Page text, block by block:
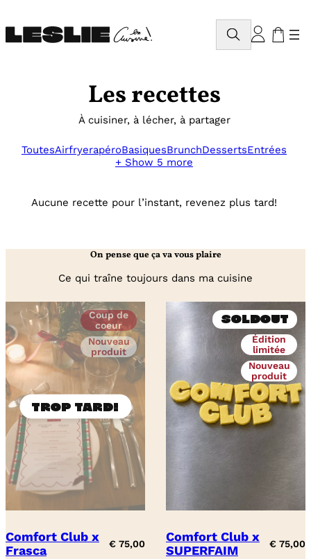
au
contenu
Rechercher
Les recettes
À cuisiner, à lécher, à partager
ToutesAirfryerapéroBasiquesBrunchDessertsEntrées
+ Show 5 more
Aucune recette pour l’instant, revenez plus tard!
On pense que ça va vous plaire
Ce qui traîne toujours dans ma cuisine
Coup de
coeur
Nouveau
produit
Comfort Club x
Frasca
€ 75,00
Soldout
Édition
limitée
Nouveau
produit
Comfort Club x
SUPERFAIM
€ 75,00